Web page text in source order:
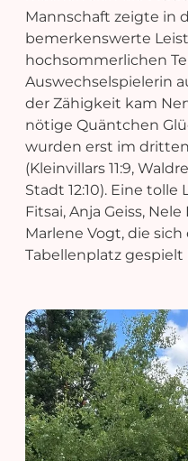
Mannschaft zeigte in
bemerkenswerte
hochsommerlichen
Auswechselspielerin
der Zähigkeit kam
nötige Quäntchen
wurden erst im
(Kleinvillars 11:9,
Stadt 12:10). Eine
Fitsai, Anja Geiss,
Marlene Vogt, die
Tabellenplatz gespielt